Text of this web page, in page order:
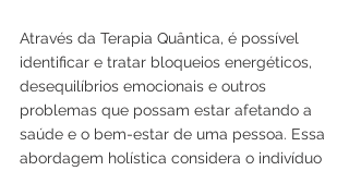
Através da Terapia Quântica, é possível
identificar e tratar bloqueios energéticos,
desequilíbrios emocionais e outros
problemas que possam estar afetando a
saúde e o bem-estar de uma pessoa. Essa
abordagem holística considera o indivíduo